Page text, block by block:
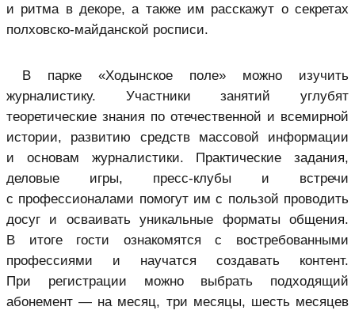
и ритма в декоре, а также им расскажут о секретах
полховско-майданской росписи.
В парке «Ходынское поле» можно изучить
журналистику. Участники занятий углубят
теоретические знания по отечественной и всемирной
истории, развитию средств массовой информации
и основам журналистики. Практические задания,
деловые игры, пресс-клубы и встречи
с профессионалами помогут им с пользой проводить
досуг и осваивать уникальные форматы общения.
В итоге гости ознакомятся с востребованными
профессиями и научатся создавать контент.
При регистрации можно выбрать подходящий
абонемент — на месяц, три месяцы, шесть месяцев